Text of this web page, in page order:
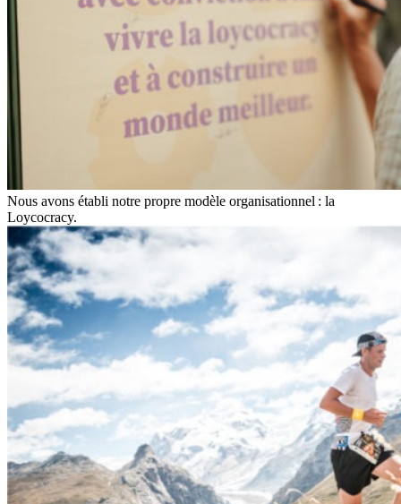
Nous avons établi notre propre modèle organisationnel : la
Loycocracy.